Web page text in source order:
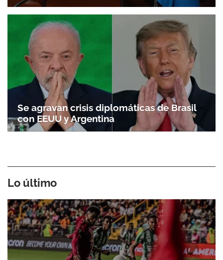
Se agravan crisis diplomáticas de Brasil
con EEUU y Argentina
Lo último